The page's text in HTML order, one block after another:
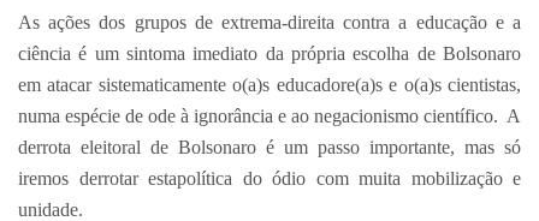
As ações dos grupos de extrema-direita contra a educação e a
ciência é um sintoma imediato da própria escolha de Bolsonaro
em atacar sistematicamente o(a)s educadore(a)s e o(a)s cientistas,
numa espécie de ode à ignorância e ao negacionismo científico. A
derrota eleitoral de Bolsonaro é um passo importante, mas só
iremos derrotar estapolítica do ódio com muita mobilização e
unidade.